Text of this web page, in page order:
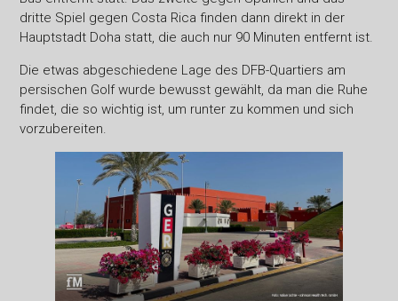
dritte Spiel gegen Costa Rica finden dann direkt in der
Hauptstadt Doha statt, die auch nur 90 Minuten entfernt ist.
Die etwas abgeschiedene Lage des DFB-Quartiers am
persischen Golf wurde bewusst gewählt, da man die Ruhe
findet, die so wichtig ist, um runter zu kommen und sich
vorzubereiten.